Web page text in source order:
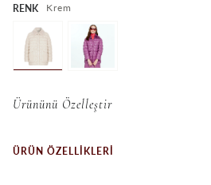
RENK Krem
Ürününü Özelleştir
ÜRÜN ÖZELLIKLERI